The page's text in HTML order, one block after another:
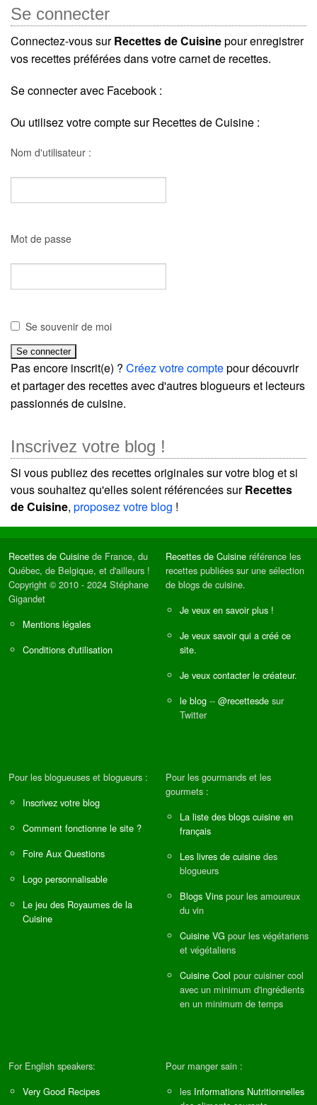
Se connecter
Connectez-vous surRecettes de Cuisinepour enregistrer
vos recettes préférées dans votre carnet de recettes.
Se connecter avec Facebook :
Ou utilisez votre compte sur Recettes de Cuisine :
Nom d'utilisateur :
Mot de passe
Se souvenir de moi
Pas encore inscrit(e) ? Créez votre comptepour découvrir
et partager des recettes avec d'autres blogueurs et lecteurs
passionnés de cuisine.
Inscrivez votre blog !
Si vous publiez des recettes originales sur votre blog et si
vous souhaitez qu'elles soient référencées surRecettes
de Cuisine, proposez votre blog !
Recettes de Cuisine de France, du
Québec, de Belgique, et d'ailleurs !
Copyright © 2010 - 2024 Stéphane
Gigandet
Mentions légales
Conditions d'utilisation
Recettes de Cuisine référence les
recettes publiées sur une sélection
de blogs de cuisine.
Je veux en savoir plus !
Je veux savoir qui a créé ce
site.
Je veux contacter le créateur.
le blog -- @recettesde sur
Twitter
Pour les blogueuses et blogueurs :
Inscrivez votre blog
Comment fonctionne le site ?
Foire Aux Questions
Logo personnalisable
Le jeu des Royaumes de la
Cuisine
Pour les gourmands et les
gourmets :
La liste des blogs cuisine en
français
Les livres de cuisine des
blogueurs
Blogs Vins pour les amoureux
du vin
Cuisine VG pour les végétariens
et végétaliens
Cuisine Cool pour cuisiner cool
avec un minimum d'ingrédients
en un minimum de temps
For English speakers:
Very Good Recipes
Pour manger sain :
les Informations Nutritionnelles